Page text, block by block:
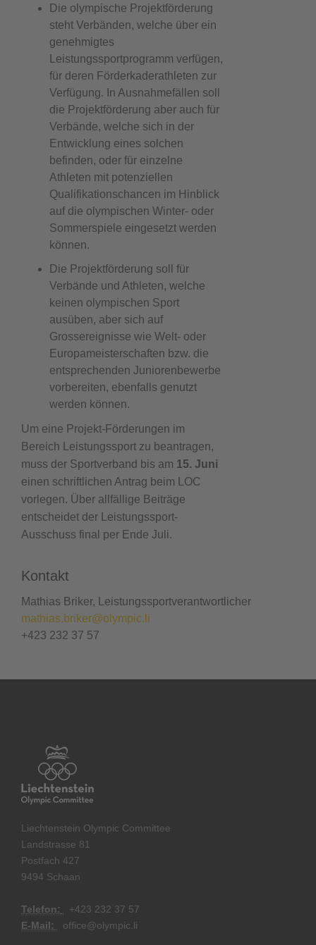
Die olympische Projektförderung
steht Verbänden, welche über ein
genehmigtes
Leistungssportprogramm verfügen,
für deren Förderkaderathleten zur
Verfügung. In Ausnahmefällen soll
die Projektförderung aber auch für
Verbände, welche sich in der
Entwicklung eines solchen
befinden, oder für einzelne
Athleten mit potenziellen
Qualifikationschancen im Hinblick
auf die olympischen Winter- oder
Sommerspiele eingesetzt werden
können.
Die Projektförderung soll für
Verbände und Athleten, welche
keinen olympischen Sport
ausüben, aber sich auf
Grossereignisse wie Welt- oder
Europameisterschaften bzw. die
entsprechenden Juniorenbewerbe
vorbereiten, ebenfalls genutzt
werden können.
Um eine Projekt-Förderungen im
Bereich Leistungssport zu beantragen,
muss der Sportverband bis am 15. Juni
einen schriftlichen Antrag beim LOC
vorlegen. Über allfällige Beiträge
entscheidet der Leistungssport-
Ausschuss final per Ende Juli.
Kontakt
Mathias Briker, Leistungssportverantwortlicher
mathias.briker@olympic.li
+423 232 37 57
Liechtenstein Olympic Committee
Landstrasse 81
Postfach 427
9494 Schaan
Telefon: +423 232 37 57
E-Mail:
office@olympic.li